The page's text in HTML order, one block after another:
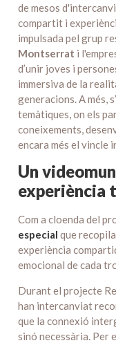
de mesos
compartit i
impulsada pel grup
Montserrat i
d’unir joves i
immersiva de la
generacions. A més,
temàtiques, on els
coneixements,
encara més el vincle
Un
experiència
Com a cloenda del
especial que
experiència
emocional de cada
Durant el projecte
han intercanviat
que la connexió
sinó necessària. Per